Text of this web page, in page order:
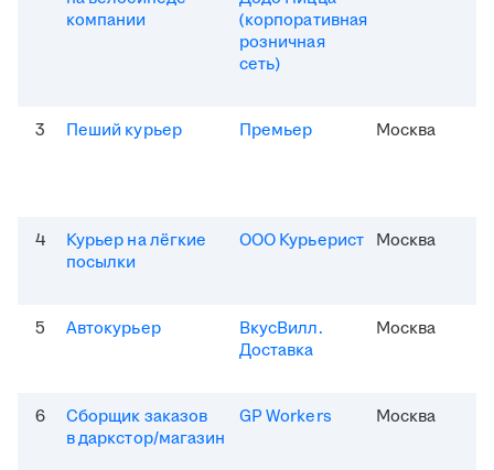
компании
(корпоративная
розничная
сеть)
3 Пеший курьер Премьер Москва
4
Курьер на лёгкие
посылки
ООО Курьерист Москва
5 Автокурьер
ВкусВилл.
Доставка
Москва
6
Сборщик заказов
в даркстор/магазин
GP Workers Москва